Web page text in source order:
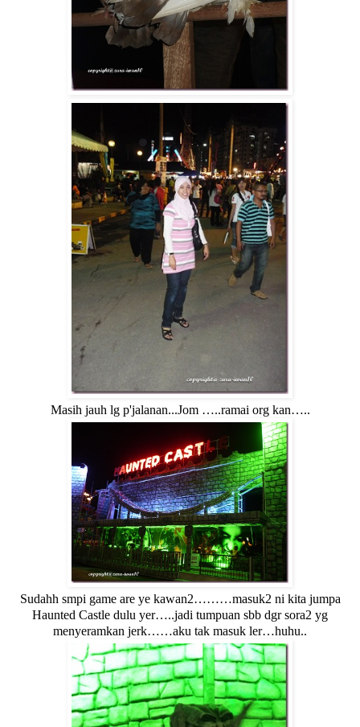
Masih jauh lg p'jalanan...Jom …..ramai org kan…..
Sudahh smpi game are ye kawan2………masuk2 ni kita jumpa
Haunted Castle dulu yer…..jadi tumpuan sbb dgr sora2 yg
menyeramkan jerk……aku tak masuk ler…huhu..